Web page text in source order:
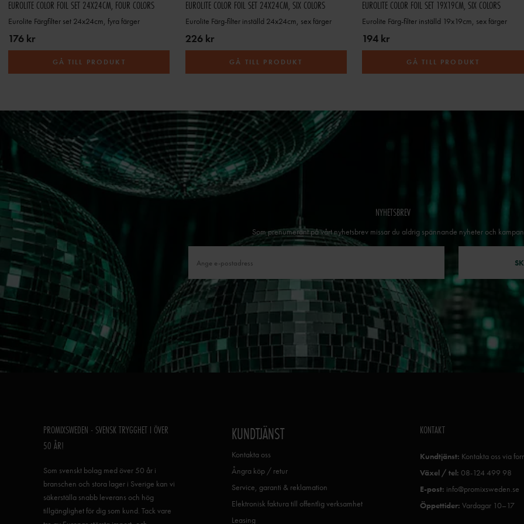
EUROLITE COLOR FOIL SET 24X24CM, FOUR COLORS
Eurolite Färgfilter set 24x24cm, fyra färger
176 kr
GÅ TILL PRODUKT
EUROLITE COLOR FOIL SET 24X24CM, SIX COLORS
Eurolite Färg-filter inställd 24x24cm, sex färger
226 kr
GÅ TILL PRODUKT
EUROLITE COLOR FOIL SET 19X19CM, SIX COLORS
Eurolite Färg-filter inställd 19x19cm, sex färger
194 kr
GÅ TILL PRODUKT
NYHETSBREV
Som prenumerant på vårt nyhetsbrev missar du aldrig spännande nyheter och
PROMIXSWEDEN - SVENSK TRYGGHET I ÖVER
50 ÅR!
Som svenskt bolag med över 50 år i
branschen och stora lager i Sverige kan vi
säkerställa snabb leverans och hög
tillgänglighet för dig som kund. Tack vare
KUNDTJÄNST
Kontakta oss
Ångra köp / retur
Service, garanti & reklamation
Elektronisk faktura till offentlig verksamhet
Leasing
KONTAKT
Kundtjänst: Kontakta oss via
Växel / tel: 08-124 499 98
E-post: info@promixsweden.se
Öppettider: Vardagar 10–17